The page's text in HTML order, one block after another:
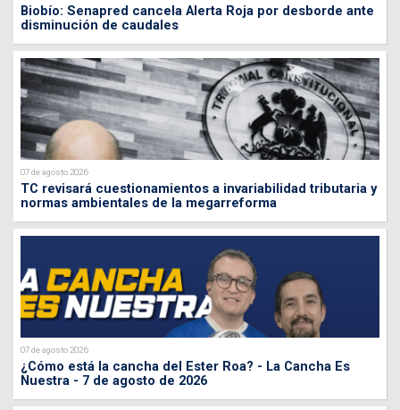
Biobío: Senapred cancela Alerta Roja por desborde ante
disminución de caudales
07 de agosto 2026
TC revisará cuestionamientos a invariabilidad tributaria y
normas ambientales de la megarreforma
07 de agosto 2026
¿Cómo está la cancha del Ester Roa? - La Cancha Es
Nuestra - 7 de agosto de 2026